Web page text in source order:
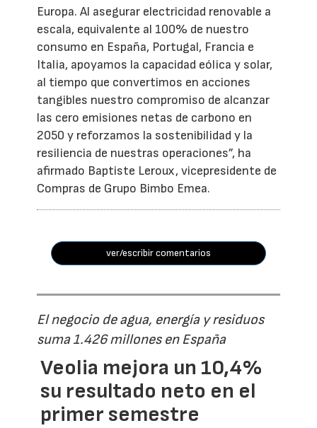
Europa. Al asegurar electricidad renovable a
escala, equivalente al 100% de nuestro
consumo en España, Portugal, Francia e
Italia, apoyamos la capacidad eólica y solar,
al tiempo que convertimos en acciones
tangibles nuestro compromiso de alcanzar
las cero emisiones netas de carbono en
2050 y reforzamos la sostenibilidad y la
resiliencia de nuestras operaciones”, ha
afirmado Baptiste Leroux, vicepresidente de
Compras de Grupo Bimbo Emea.
ver/escribir comentarios
El negocio de agua, energía y residuos
suma 1.426 millones en España
Veolia mejora un 10,4%
su resultado neto en el
primer semestre